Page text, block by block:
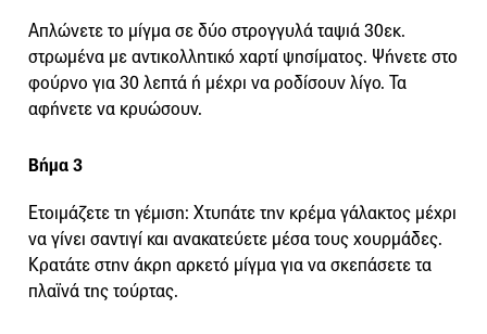
Απλώνετε το μίγμα σε δύο στρογγυλά ταψιά 30εκ.
στρωμένα με αντικολλητικό χαρτί ψησίματος. Ψήνετε στο
φούρνο για 30 λεπτά ή μέχρι να ροδίσουν λίγο. Τα
αφήνετε να κρυώσουν.
Βήμα 3
Ετοιμάζετε τη γέμιση: Χτυπάτε την κρέμα γάλακτος μέχρι
να γίνει σαντιγί και ανακατεύετε μέσα τους χουρμάδες.
Κρατάτε στην άκρη αρκετό μίγμα για να σκεπάσετε τα
πλαϊνά της τούρτας.